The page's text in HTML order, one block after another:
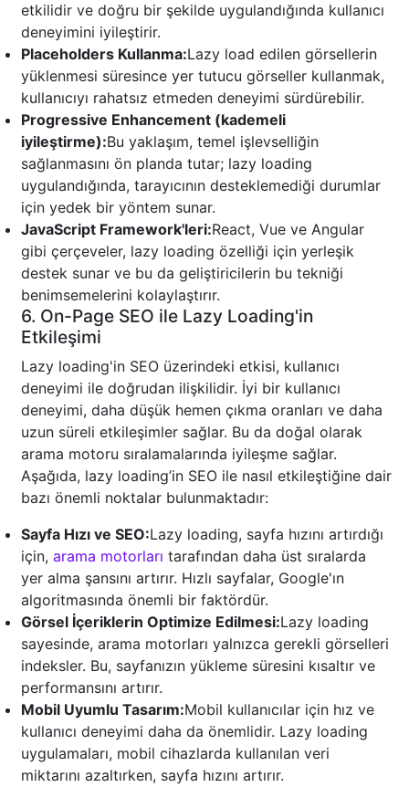
etkilidir ve doğru bir şekilde uygulandığında kullanıcı
deneyimini iyileştirir.
Placeholders Kullanma:Lazy load edilen görsellerin
yüklenmesi süresince yer tutucu görseller kullanmak,
kullanıcıyı rahatsız etmeden deneyimi sürdürebilir.
Progressive Enhancement (kademeli
iyileştirme):Bu yaklaşım, temel işlevselliğin
sağlanmasını ön planda tutar; lazy loading
uygulandığında, tarayıcının desteklemediği durumlar
için yedek bir yöntem sunar.
JavaScript Framework'leri:React, Vue ve Angular
gibi çerçeveler, lazy loading özelliği için yerleşik
destek sunar ve bu da geliştiricilerin bu tekniği
benimsemelerini kolaylaştırır.
6. On-Page SEO ile Lazy Loading'in
Etkileşimi
Lazy loading'in SEO üzerindeki etkisi, kullanıcı
deneyimi ile doğrudan ilişkilidir. İyi bir kullanıcı
deneyimi, daha düşük hemen çıkma oranları ve daha
uzun süreli etkileşimler sağlar. Bu da doğal olarak
arama motoru sıralamalarında iyileşme sağlar.
Aşağıda, lazy loading’in SEO ile nasıl etkileştiğine dair
bazı önemli noktalar bulunmaktadır:
Sayfa Hızı ve SEO:Lazy loading, sayfa hızını artırdığı
için, arama motorları tarafından daha üst sıralarda
yer alma şansını artırır. Hızlı sayfalar, Google'ın
algoritmasında önemli bir faktördür.
Görsel İçeriklerin Optimize Edilmesi:Lazy loading
sayesinde, arama motorları yalnızca gerekli görselleri
indeksler. Bu, sayfanızın yükleme süresini kısaltır ve
performansını artırır.
Mobil Uyumlu Tasarım:Mobil kullanıcılar için hız ve
kullanıcı deneyimi daha da önemlidir. Lazy loading
uygulamaları, mobil cihazlarda kullanılan veri
miktarını azaltırken, sayfa hızını artırır.